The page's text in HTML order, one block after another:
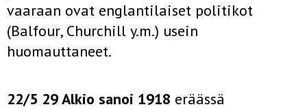
vaaraan ovat englantilaiset politikot
(Balfour, Churchill y.m.) usein
huomauttaneet.
22/5 29 Alkio sanoi 1918 eräässä